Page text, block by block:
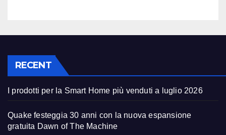
RECENT
I prodotti per la Smart Home più venduti a luglio 2026
Quake festeggia 30 anni con la nuova espansione
gratuita Dawn of The Machine